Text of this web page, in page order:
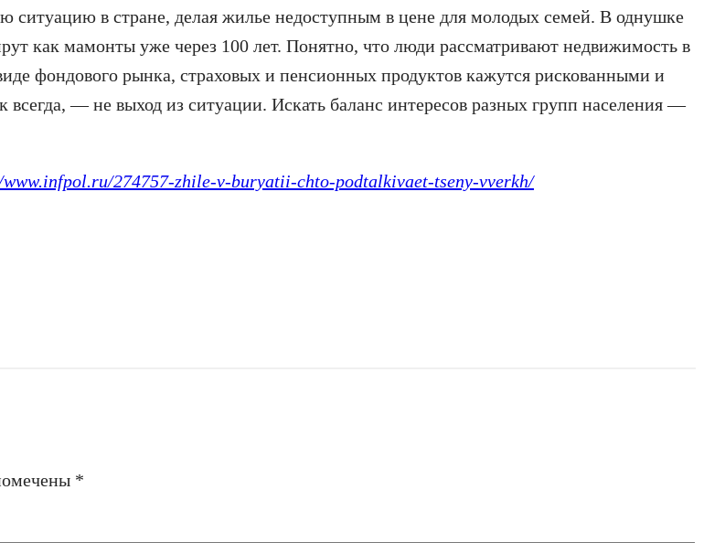
ситуацию в стране, делая жилье недоступным в цене для молодых семей. В однушке
как мамонты уже через 100 лет. Понятно, что люди рассматривают недвижимость в
фондового рынка, страховых и пенсионных продуктов кажутся рискованными и
— не выход из ситуации. Искать баланс интересов разных групп населения —
274757-zhile-v-buryatii-chto-podtalkivaet-tseny-vverkh/
*